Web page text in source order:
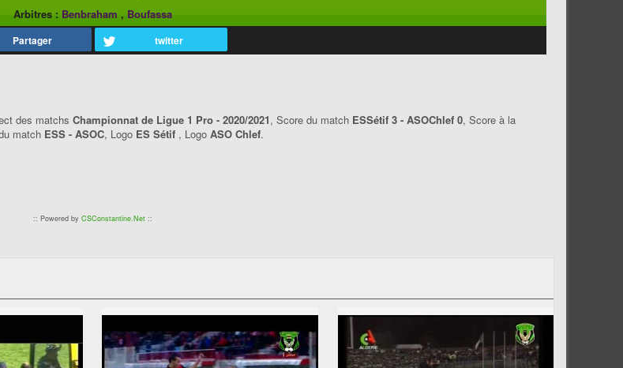
Arbitres : Benbraham , Boufassa
Partager twitter
des matchs Championnat de Ligue 1 Pro - 2020/2021, Score du match ESSétif 3 - ASOChlef 0, Score à la
match ESS - ASOC, Logo ES Sétif , Logo ASO Chlef.
:: Powered by CSConstantine.Net::